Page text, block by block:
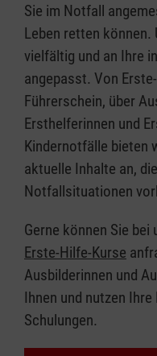
Sie im Notfall
Leben retten
vielfältig und an Ihre
angepasst. Von
Führerschein, über
Ersthelferinnen und
Kindernotfälle bieten
aktuelle Inhalte an,
Notfallsituationen
Gerne können Sie bei
Erste-Hilfe-Kurse
Ausbilderinnen und
Ihnen und nutzen
Schulungen.